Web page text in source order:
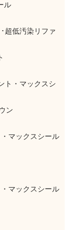
ル
低汚染リファ
・マックスシ
ン
ックスシール
マックスシール